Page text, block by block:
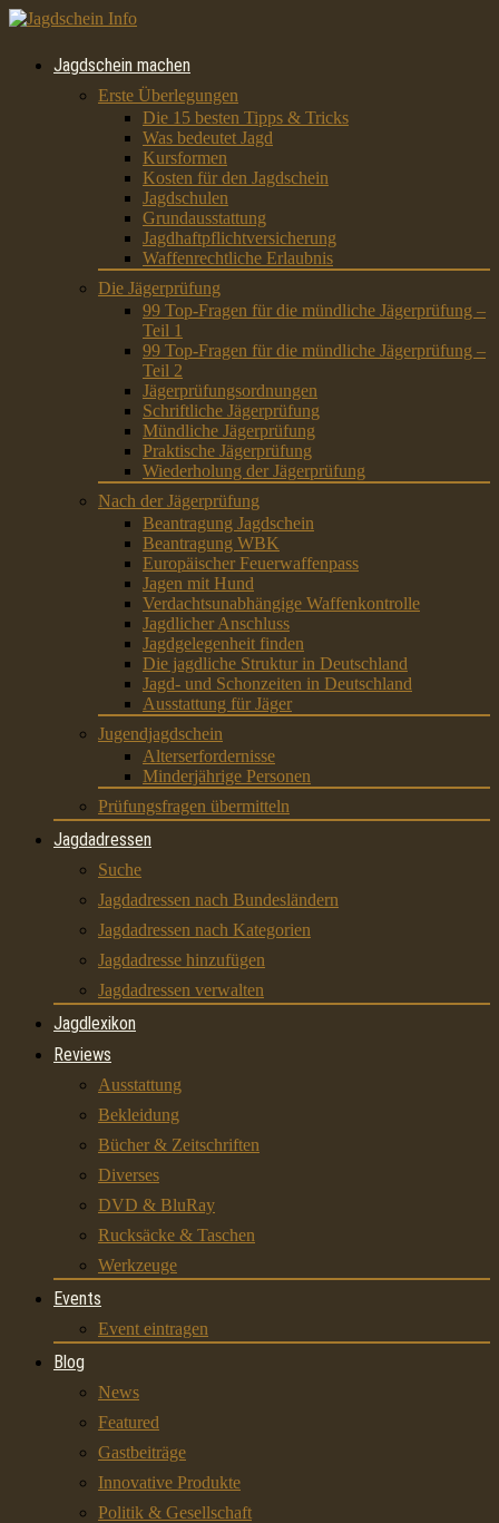
Jagdschein machen
Erste Überlegungen
Die 15 besten Tipps & Tricks
Was bedeutet Jagd
Kursformen
Kosten für den Jagdschein
Jagdschulen
Grundausstattung
Jagdhaftpflichtversicherung
Waffenrechtliche Erlaubnis
Die Jägerprüfung
99 Top-Fragen für die mündliche Jägerprüfung –
Teil 1
99 Top-Fragen für die mündliche Jägerprüfung –
Teil 2
Jägerprüfungsordnungen
Schriftliche Jägerprüfung
Mündliche Jägerprüfung
Praktische Jägerprüfung
Wiederholung der Jägerprüfung
Nach der Jägerprüfung
Beantragung Jagdschein
Beantragung WBK
Europäischer Feuerwaffenpass
Jagen mit Hund
Verdachtsunabhängige Waffenkontrolle
Jagdlicher Anschluss
Jagdgelegenheit finden
Die jagdliche Struktur in Deutschland
Jagd- und Schonzeiten in Deutschland
Ausstattung für Jäger
Jugendjagdschein
Alterserfordernisse
Minderjährige Personen
Prüfungsfragen übermitteln
Jagdadressen
Suche
Jagdadressen nach Bundesländern
Jagdadressen nach Kategorien
Jagdadresse hinzufügen
Jagdadressen verwalten
Jagdlexikon
Reviews
Ausstattung
Bekleidung
Bücher & Zeitschriften
Diverses
DVD & BluRay
Rucksäcke & Taschen
Werkzeuge
Events
Event eintragen
Blog
News
Featured
Gastbeiträge
Innovative Produkte
Politik & Gesellschaft